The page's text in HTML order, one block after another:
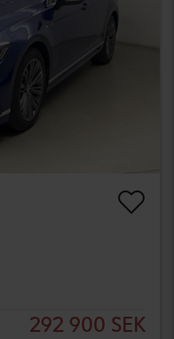
292 900 SEK